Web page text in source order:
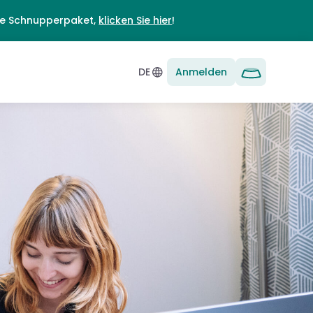
Schnupperpaket, klicken Sie hier!
DE